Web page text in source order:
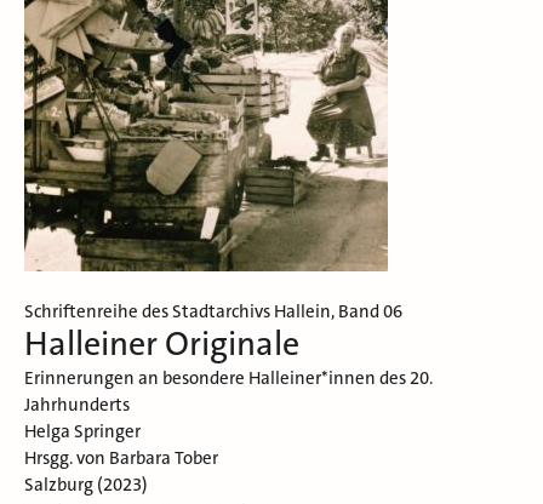
Schriftenreihe des Stadtarchivs Hallein, Band 06
Halleiner Originale
Erinnerungen an besondere Halleiner*innen des 20.
Jahrhunderts
Helga Springer
Hrsgg. von Barbara Tober
Salzburg (2023)